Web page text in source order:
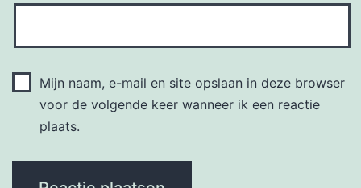
Mijn naam, e-mail en site opslaan in deze browser
voor de volgende keer wanneer ik een reactie
plaats.